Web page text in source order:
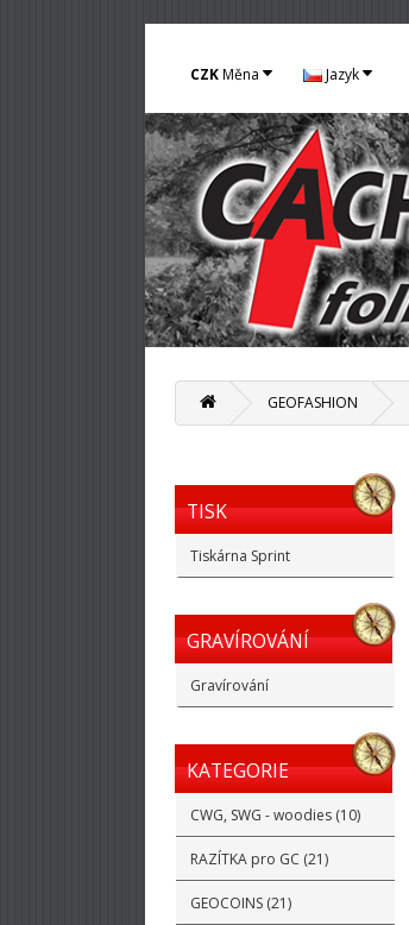
CZKMěna Jazyk
GEOFASHION
TISK
Tiskárna Sprint
GRAVÍROVÁNÍ
Gravírování
KATEGORIE
CWG, SWG - woodies (10)
RAZÍTKA pro GC (21)
GEOCOINS (21)